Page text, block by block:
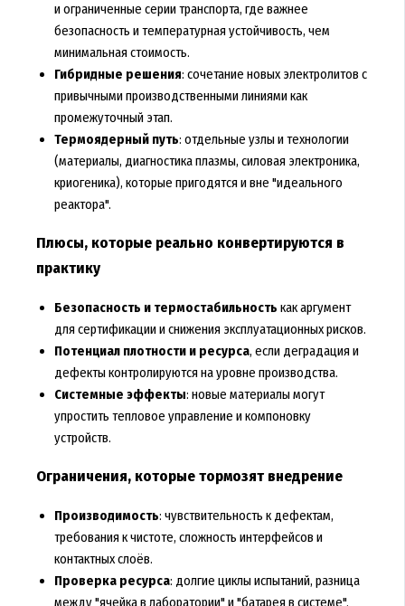
и ограниченные серии транспорта, где важнее
безопасность и температурная устойчивость, чем
минимальная стоимость.
Гибридные решения: сочетание новых электролитов с
привычными производственными линиями как
промежуточный этап.
Термоядерный путь: отдельные узлы и технологии
(материалы, диагностика плазмы, силовая электроника,
криогеника), которые пригодятся и вне "идеального
реактора".
Плюсы, которые реально конвертируются в
практику
Безопасность и термостабильность как аргумент
для сертификации и снижения эксплуатационных рисков.
Потенциал плотности и ресурса, если деградация и
дефекты контролируются на уровне производства.
Системные эффекты: новые материалы могут
упростить тепловое управление и компоновку
устройств.
Ограничения, которые тормозят внедрение
Производимость: чувствительность к дефектам,
требования к чистоте, сложность интерфейсов и
контактных слоёв.
Проверка ресурса: долгие циклы испытаний, разница